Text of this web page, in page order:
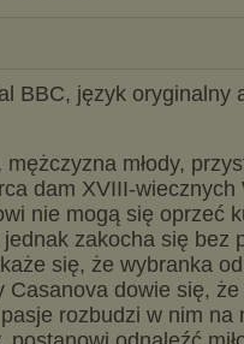
BBC, język oryginalny
młody,
dam XVIII-
nie mogą się oprzeć
zakocha się bez
się, że wybranka
dowie się, że
rozbudzi w nim na